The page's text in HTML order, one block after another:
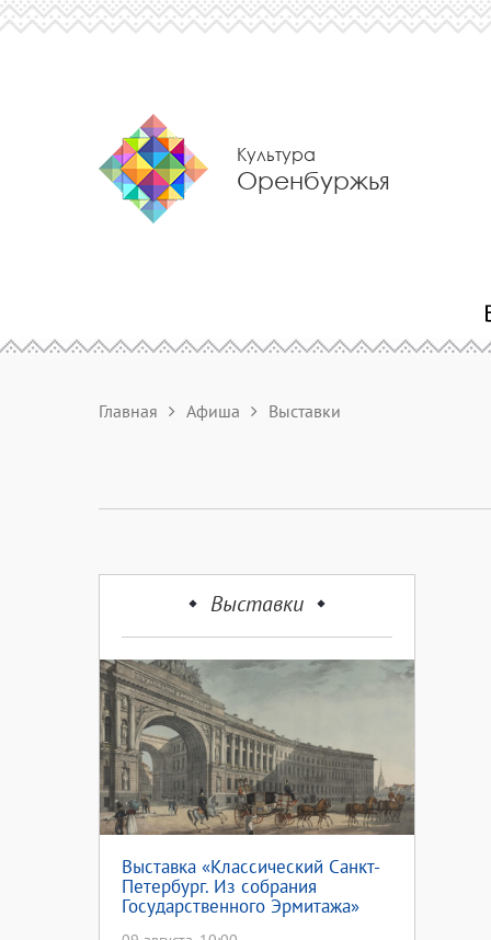
Культура
Оренбуржья
Главная Афиша Выставки
Выставки
Выставка «Классический Санкт-
Петербург. Из собрания
Государственного Эрмитажа»